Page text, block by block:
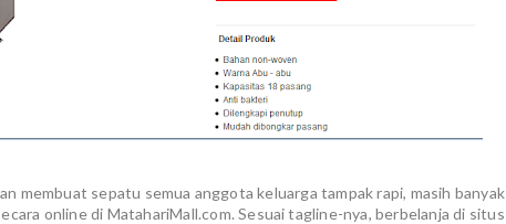
membuat sepatu semua anggota keluarga tampak rapi, masih banyak
online di MatahariMall.com. Sesuai tagline-nya, berbelanja di situs